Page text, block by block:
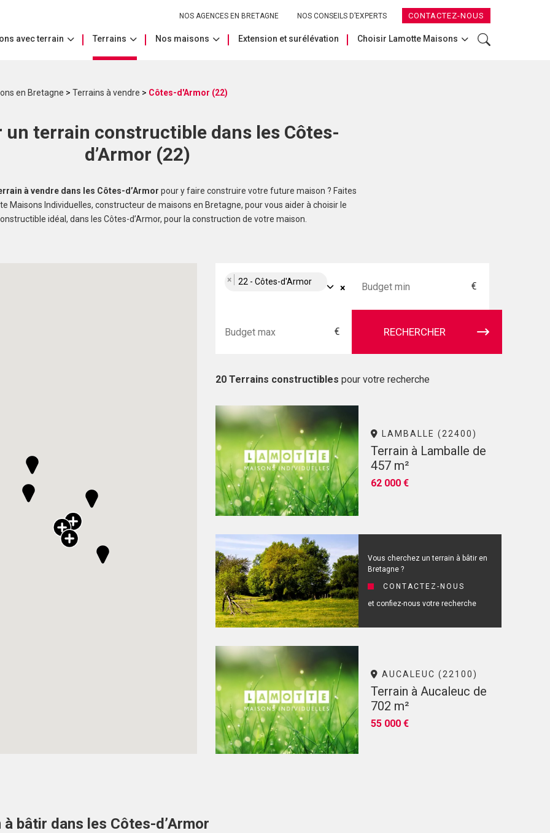
NOS AGENCES EN BRETAGNE NOS CONSEILS D’EXPERTS CONTACTEZ-NOUS
avec terrain Terrains Nos maisons Extension et surélévation Choisir Lamotte Maisons
en Bretagne > Terrains à vendre > Côtes-d'Armor (22)
un terrain constructible dans les Côtes-
d’Armor (22)
à vendre dans les Côtes-d’Armor pour y faire construire votre future maison ? Faites
Maisons Individuelles, constructeur de maisons en Bretagne, pour vous aider à choisir le
idéal, dans les Côtes-d’Armor, pour la construction de votre maison.
×
× 22 - Côtes-d'Armor €
€ RECHERCHER
20 Terrains constructibles pour votre recherche
LAMBALLE (22400)
Terrain à Lamballe de
457 m²
62 000 €
Vous cherchez un terrain à bâtir en
Bretagne ?
CONTACTEZ-NOUS
et confiez-nous votre recherche
AUCALEUC (22100)
Terrain à Aucaleuc de
702 m²
55 000 €
bâtir dans les Côtes-d’Armor